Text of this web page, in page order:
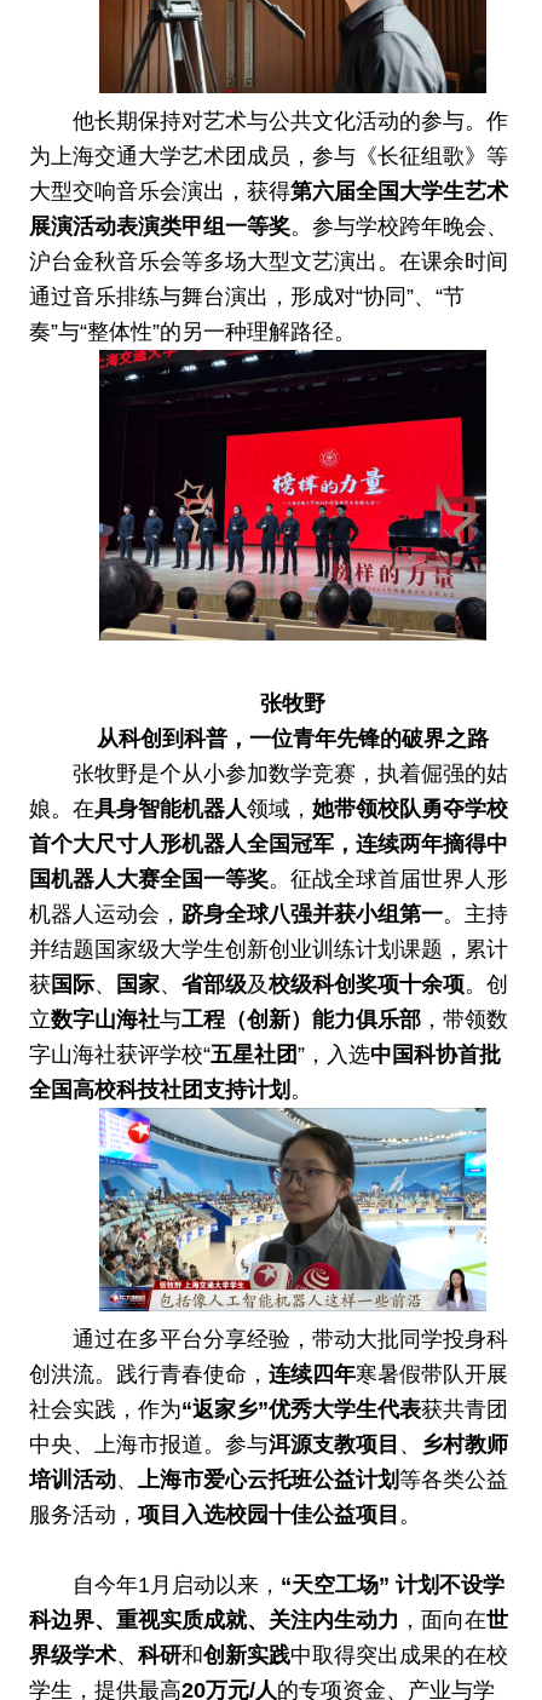
他长期保持对艺术与公共文化活动的参与。作
为上海交通大学艺术团成员，参与《长征组歌》等
大型交响音乐会演出，获得第六届全国大学生艺术
展演活动表演类甲组一等奖。参与学校跨年晚会、
沪台金秋音乐会等多场大型文艺演出。在课余时间
通过音乐排练与舞台演出，形成对“协同”、“节
奏”与“整体性”的另一种理解路径。
张牧野
从科创到科普，一位青年先锋的破界之路
张牧野是个从小参加数学竞赛，执着倔强的姑
娘。在具身智能机器人领域， 她带领校队勇夺学校
首个大尺寸人形机器人全国冠军，连续两年摘得中
国机器人大赛全国一等奖。征战全球首届世界人形
机器人运动会， 跻身全球八强并获小组第一。主持
并结题国家级大学生创新创业训练计划课题，累计
获国际、 国家、 省部级及校级科创奖项十余项。创
立数字山海社与工程（创新）能力俱乐部，带领数
字山海社获评学校“五星社团”，入选中国科协首批
全国高校科技社团支持计划 。
通过在多平台分享经验，带动大批同学投身科
创洪流。践行青春使命， 连续四年寒暑假带队开展
社会实践，作为“返家乡”优秀大学生代表获共青团
中央、上海市报道。参与洱源支教项目 、
乡村教师
培训活动、 上海市爱心云托班公益计划等各类公益
服务活动， 项目入选校园十佳公益项目 。
自今年1月启动以来， “天空工场” 计划不设学
科边界、重视实质成就、关注内生动力 ，面向在世
界级学术、 科研和创新实践中取得突出成果的在校
学生，提供最高20万元/人的专项资金、产业与学